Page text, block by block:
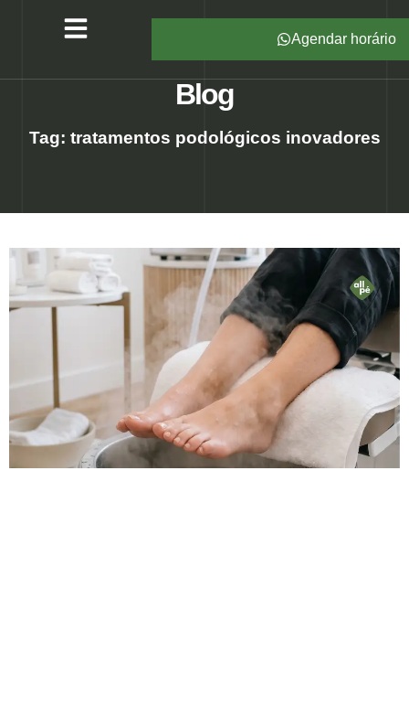
Agendar horário
Blog
Tag: tratamentos podológicos inovadores